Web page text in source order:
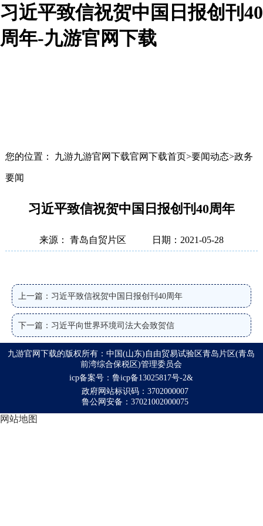
习近平致信祝贺中国日报创刊40
周年-九游官网下载
您的位置： 九游九游官网下载官网下载首页>要闻动态>政务
要闻
习近平致信祝贺中国日报创刊40周年
来源： 青岛自贸片区 日期：2021-05-28
上一篇：习近平致信祝贺中国日报创刊40周年
下一篇：习近平向世界环境司法大会致贺信
九游官网下载的版权所有：中国(山东)自由贸易试验区青岛片区(青岛
前湾综合保税区)管理委员会
icp备案号：鲁icp备13025817号-2&
政府网站标识码：3702000007
鲁公网安备：37021002000075
网站地图